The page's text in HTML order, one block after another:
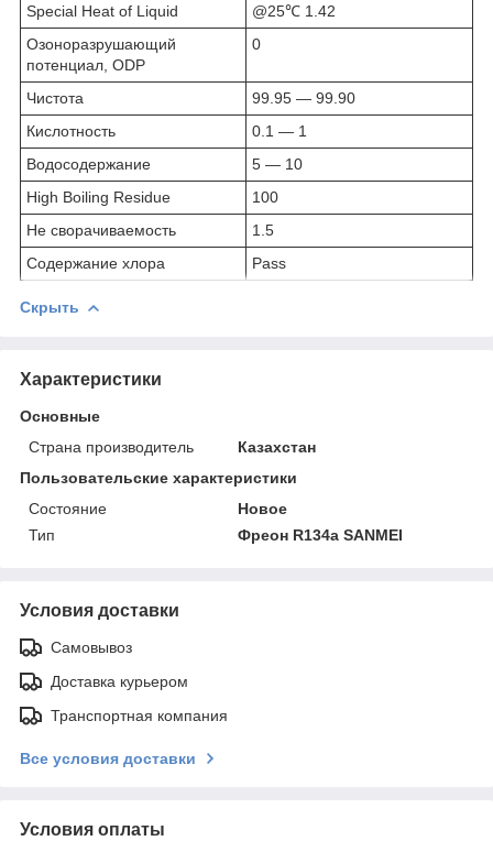
Special Heat of Liquid
@25℃ 1.42
Озоноразрушающий
потенциал, ODP
0
Чистота
99.95 — 99.90
Кислотность
0.1 — 1
Водосодержание
5 — 10
High Boiling Residue
100
Не сворачиваемость
1.5
Содержание хлора
Pass
Скрыть
Характеристики
Основные
Страна производитель
Казахстан
Пользовательские характеристики
Состояние
Новое
Тип
Фреон R134а SANMEI
Условия доставки
Самовывоз
Доставка курьером
Транспортная компания
Все условия доставки
Условия оплаты